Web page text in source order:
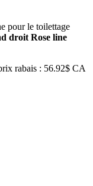
droit Rose line
rabais : 56.92$ CA